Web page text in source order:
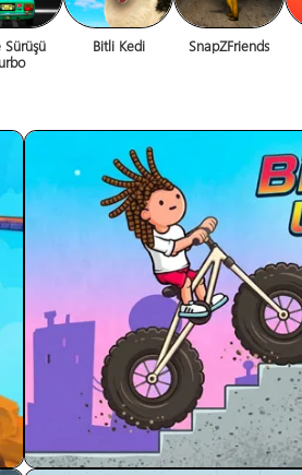
Sürüşü
Bitli Kedi SnapZFriends